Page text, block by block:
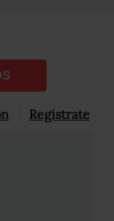
Registrate